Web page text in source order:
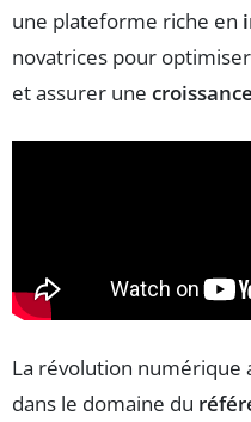
une plateforme riche en
novatrices pour
et assurer une croissance
La révolution numérique
dans le domaine du